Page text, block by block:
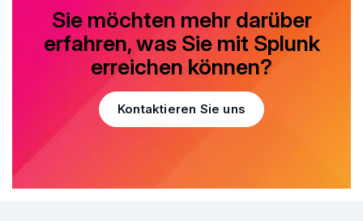
Sie möchten mehr darüber
erfahren, was Sie mit Splunk
erreichen können?
Kontaktieren Sie uns